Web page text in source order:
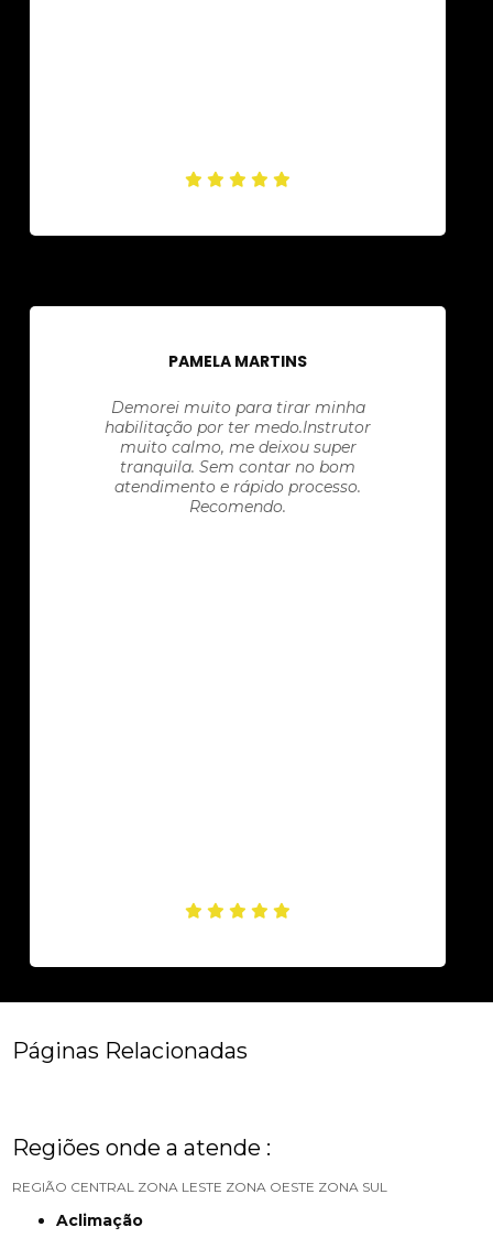
PAMELA MARTINS
Demorei muito para tirar minha
habilitação por ter medo.Instrutor
muito calmo, me deixou super
tranquila. Sem contar no bom
atendimento e rápido processo.
Recomendo.
Páginas Relacionadas
Regiões onde a atende :
REGIÃO CENTRAL ZONA LESTE ZONA OESTE ZONA SUL
Aclimação